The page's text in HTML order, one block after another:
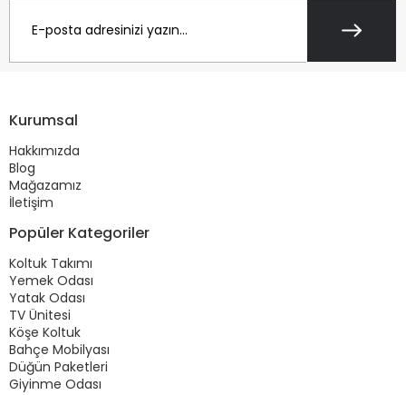
Kurumsal
Hakkımızda
Blog
Mağazamız
İletişim
Popüler Kategoriler
Koltuk Takımı
Yemek Odası
Yatak Odası
TV Ünitesi
Köşe Koltuk
Bahçe Mobilyası
Düğün Paketleri
Giyinme Odası